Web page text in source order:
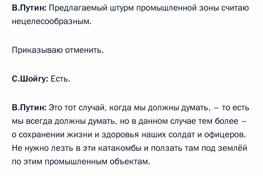
В.Путин: Предлагаемый штурм промышленной зоны считаю
нецелесообразным.
Приказываю отменить.
С.Шойгу: Есть.
В.Путин: Это тот случай, когда мы должны думать, – то есть
мы всегда должны думать, но в данном случае тем более –
о сохранении жизни и здоровья наших солдат и офицеров.
Не нужно лезть в эти катакомбы и ползать там под землёй
по этим промышленным объектам.